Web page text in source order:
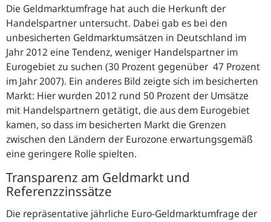
Die Geldmarktumfrage hat auch die Herkunft der
Handelspartner untersucht. Dabei gab es bei den
unbesicherten Geldmarktumsätzen in Deutschland im
Jahr 2012 eine Tendenz, weniger Handelspartner im
Eurogebiet zu suchen (30 Prozent gegenüber 47 Prozent
im Jahr 2007). Ein anderes Bild zeigte sich im besicherten
Markt: Hier wurden 2012 rund 50 Prozent der Umsätze
mit Handelspartnern getätigt, die aus dem Eurogebiet
kamen, so dass im besicherten Markt die Grenzen
zwischen den Ländern der Eurozone erwartungsgemäß
eine geringere Rolle spielten.
Transparenz am Geldmarkt und
Referenzzinssätze
Die repräsentative jährliche Euro-Geldmarktumfrage der